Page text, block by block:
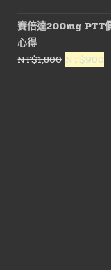
價
格：
NT$3,500
賽倍達200mg PTT
心得
NT$1,800 原
NT$900